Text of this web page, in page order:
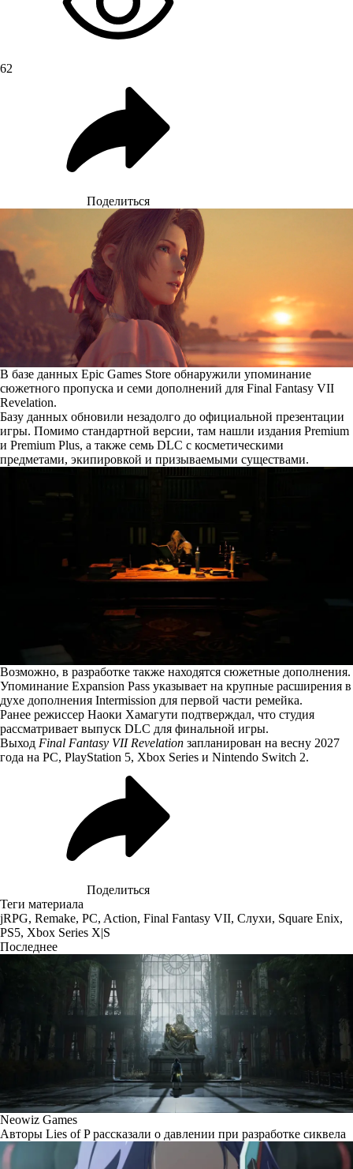
62
Поделиться
В базе данных Epic Games Store обнаружили упоминание
сюжетного пропуска и семи дополнений для Final Fantasy VII
Revelation.
Базу данных обновили незадолго до официальной презентации
игры. Помимо стандартной версии, там нашли издания Premium
и Premium Plus, а также семь DLC с косметическими
предметами, экипировкой и призываемыми существами.
Возможно, в разработке также находятся сюжетные дополнения.
Упоминание Expansion Pass указывает на крупные расширения в
духе дополнения Intermission для первой части ремейка.
Ранее режиссер Наоки Хамагути подтверждал, что студия
рассматривает выпуск DLC для финальной игры.
Выход Final Fantasy VII Revelation запланирован на весну 2027
года на PC, PlayStation 5, Xbox Series и Nintendo Switch 2.
Поделиться
Теги материала
jRPG, Remake, PC, Action, Final Fantasy VII, Слухи, Square Enix,
PS5, Xbox Series X|S
Последнее
Neowiz Games
Авторы Lies of P рассказали о давлении при разработке сиквела